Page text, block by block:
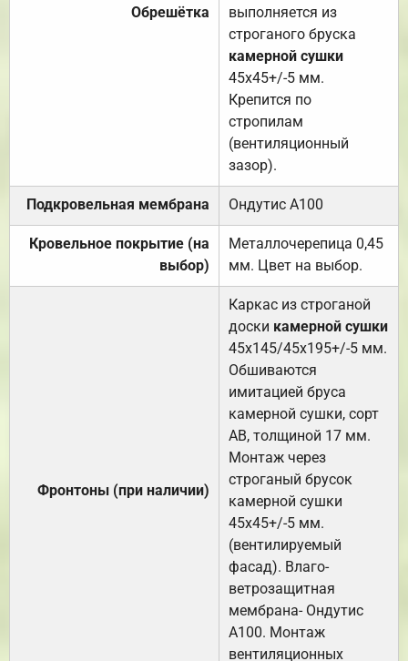
Обрешётка
выполняется из
строганого бруска
камерной сушки
45х45+/-5 мм.
Крепится по
стропилам
(вентиляционный
зазор).
Подкровельная мембрана Ондутис А100
Кровельное покрытие (на
выбор)
Металлочерепица 0,45
мм. Цвет на выбор.
Фронтоны (при наличии)
Каркас из строганой
доски камерной сушки
45х145/45х195+/-5 мм.
Обшиваются
имитацией бруса
камерной сушки, сорт
АВ, толщиной 17 мм.
Монтаж через
строганый брусок
камерной сушки
45х45+/-5 мм.
(вентилируемый
фасад). Влаго-
ветрозащитная
мембрана- Ондутис
А100. Монтаж
вентиляционных